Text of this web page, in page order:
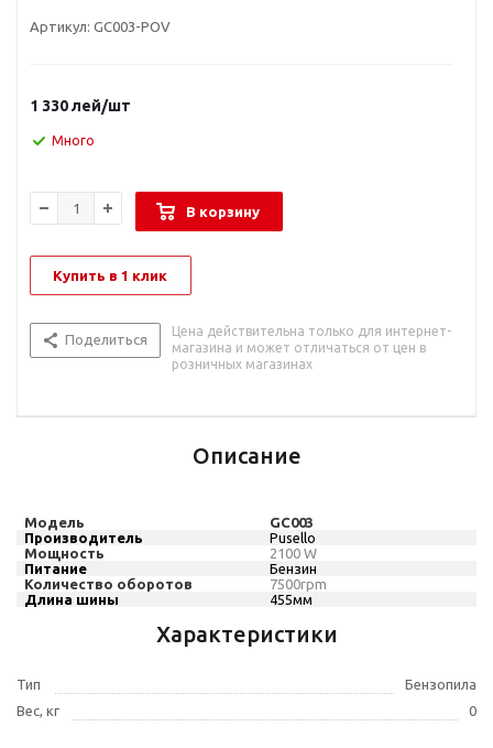
Артикул: GC003-POV
1 330лей/шт
Много
В корзину
Купить в 1 клик
Поделиться
Цена действительна только для интернет-
магазина и может отличаться от цен в
розничных магазинах
Описание
Модель
GC003
Производитель
Pusello
Мощность
21 00W
Питание
Бензин
Количество оборотов
7500rpm
Длина шины
455мм
Характеристики
Тип
Бензопила
Вес, кг
0